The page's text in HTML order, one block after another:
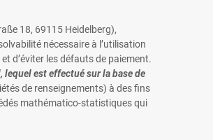
18, 69115 Heidelberg),
nécessaire à l’utilisation
d’éviter les défauts de paiement.
est effectué sur la base de
de renseignements) à des fins
mathématico-statistiques qui